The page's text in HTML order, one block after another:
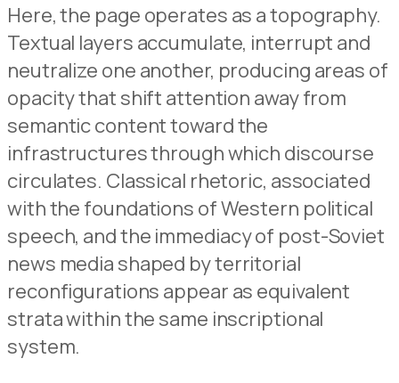
Here, the page operates as a topography.
Textual layers accumulate, interrupt and
neutralize one another, producing areas of
opacity that shift attention away from
semantic content toward the
infrastructures through which discourse
circulates. Classical rhetoric, associated
with the foundations of Western political
speech, and the immediacy of post-Soviet
news media shaped by territorial
reconfigurations appear as equivalent
strata within the same inscriptional
system.